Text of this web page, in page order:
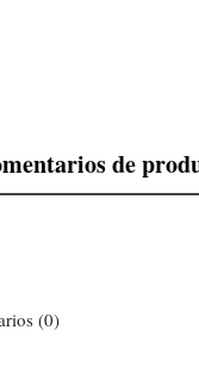
de
(0)